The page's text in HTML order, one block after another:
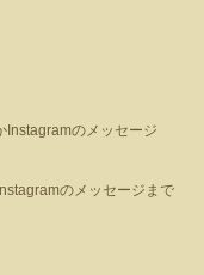
Instagramのメッセージ
Instagramのメッセージまで